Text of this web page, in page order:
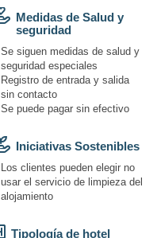
Medidas de Salud y
seguridad
Se siguen medidas de salud y
seguridad especiales
Registro de entrada y salida
sin contacto
Se puede pagar sin efectivo
Iniciativas Sostenibles
Los clientes pueden elegir no
usar el servicio de limpieza del
alojamiento
Tipología de hotel